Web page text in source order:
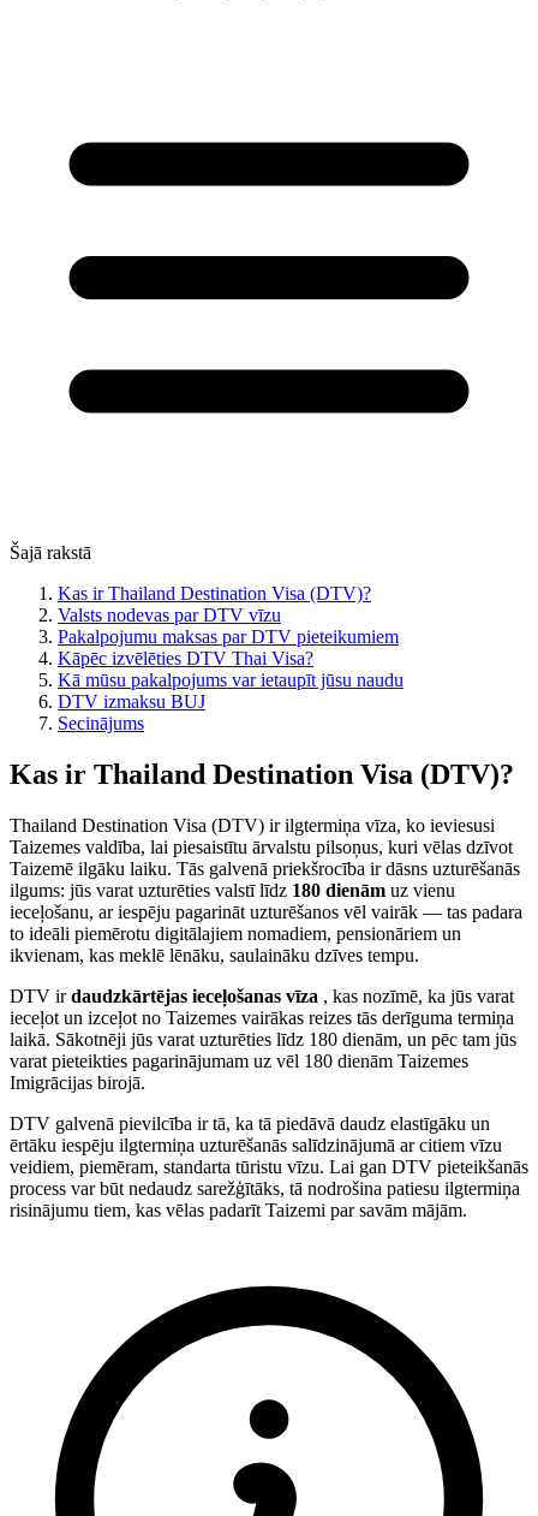
Šajā rakstā
Kas ir Thailand Destination Visa (DTV)?
Valsts nodevas par DTV vīzu
Pakalpojumu maksas par DTV pieteikumiem
Kāpēc izvēlēties DTV Thai Visa?
Kā mūsu pakalpojums var ietaupīt jūsu naudu
DTV izmaksu BUJ
Secinājums
Kas ir Thailand Destination Visa (DTV)?
Thailand Destination Visa (DTV) ir ilgtermiņa vīza, ko ieviesusi
Taizemes valdība, lai piesaistītu ārvalstu pilsoņus, kuri vēlas dzīvot
Taizemē ilgāku laiku. Tās galvenā priekšrocība ir dāsns uzturēšanās
ilgums: jūs varat uzturēties valstī līdz 180 dienām uz vienu
ieceļošanu, ar iespēju pagarināt uzturēšanos vēl vairāk — tas padara
to ideāli piemērotu digitālajiem nomadiem, pensionāriem un
ikvienam, kas meklē lēnāku, saulaināku dzīves tempu.
DTV irdaudzkārtējas ieceļošanas vīza , kas nozīmē, ka jūs varat
ieceļot un izceļot no Taizemes vairākas reizes tās derīguma termiņa
laikā. Sākotnēji jūs varat uzturēties līdz 180 dienām, un pēc tam jūs
varat pieteikties pagarinājumam uz vēl 180 dienām Taizemes
Imigrācijas birojā.
DTV galvenā pievilcība ir tā, ka tā piedāvā daudz elastīgāku un
ērtāku iespēju ilgtermiņa uzturēšanās salīdzinājumā ar citiem vīzu
veidiem, piemēram, standarta tūristu vīzu. Lai gan DTV pieteikšanās
process var būt nedaudz sarežģītāks, tā nodrošina patiesu ilgtermiņa
risinājumu tiem, kas vēlas padarīt Taizemi par savām mājām.